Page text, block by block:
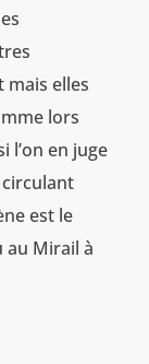
mais elles
lors
l’on en juge
est le
au Mirail à